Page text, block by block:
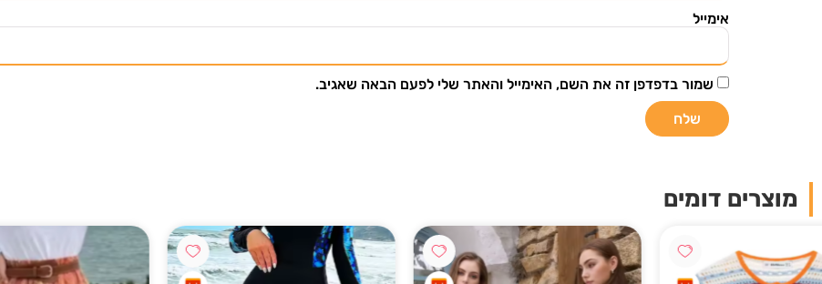
אימייל
שמור בדפדפן זה את השם, האימייל והאתר שלי לפעם הבאה שאגיב.
מוצרים דומים
אני רוצה לקבל עדכונים במייל ואני מאשר/ת שקראתי אתתנאי מדיניות
הפרטיות